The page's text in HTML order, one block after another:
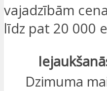
vajadzībām
līdz pat 20 000
Dzimuma